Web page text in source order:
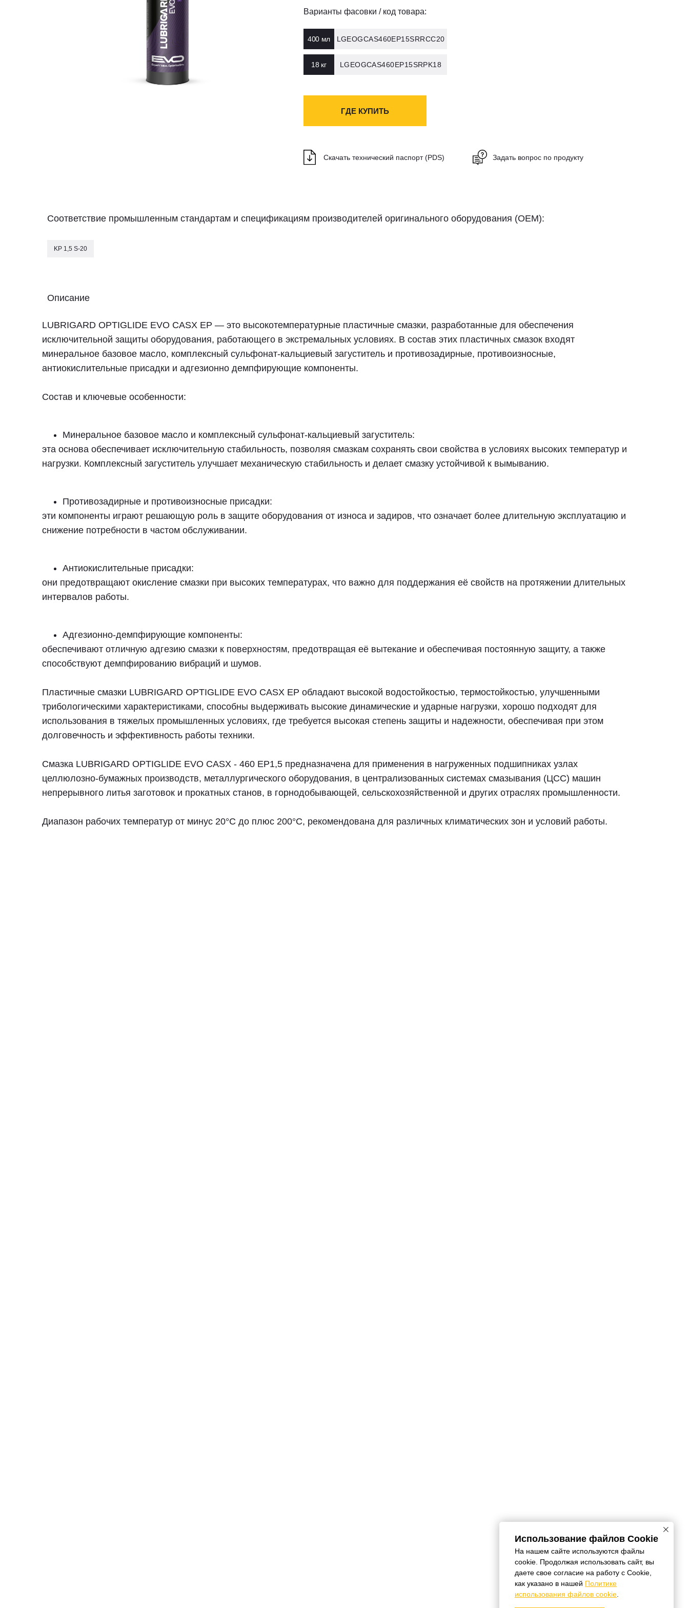
Варианты фасовки / код товара:
400 мл LGEOGCAS460EP15SRRCC20
Скопировано
18 кг LGEOGCAS460EP15SRPK18
Скопировано
ГДЕ КУПИТЬ
Cкачать технический паспорт (PDS) Задать вопрос по продукту
Соответствие промышленным стандартам и спецификациям производителей оригинального оборудования (OEM):
KP 1,5 S-20
Описание
LUBRIGARD OPTIGLIDE EVO CASX EP — это высокотемпературные пластичные смазки, разработанные для обеспечения
исключительной защиты оборудования, работающего в экстремальных условиях. В состав этих пластичных смазок входят
минеральное базовое масло, комплексный сульфонат-кальциевый загуститель и противозадирные, противоизносные,
антиокислительные присадки и адгезионно демпфирующие компоненты.
Состав и ключевые особенности:
Минеральное базовое масло и комплексный сульфонат-кальциевый загуститель:
эта основа обеспечивает исключительную стабильность, позволяя смазкам сохранять свои свойства в условиях высоких температур и
нагрузки. Комплексный загуститель улучшает механическую стабильность и делает смазку устойчивой к вымыванию.
Противозадирные и противоизносные присадки:
эти компоненты играют решающую роль в защите оборудования от износа и задиров, что означает более длительную эксплуатацию и
снижение потребности в частом обслуживании.
Антиокислительные присадки:
они предотвращают окисление смазки при высоких температурах, что важно для поддержания её свойств на протяжении длительных
интервалов работы.
Адгезионно-демпфирующие компоненты:
обеспечивают отличную адгезию смазки к поверхностям, предотвращая её вытекание и обеспечивая постоянную защиту, а также
способствуют демпфированию вибраций и шумов.
Пластичные смазки LUBRIGARD OPTIGLIDE EVO CASX EP обладают высокой водостойкостью, термостойкостью, улучшенными
трибологическими характеристиками, способны выдерживать высокие динамические и ударные нагрузки, хорошо подходят для
использования в тяжелых промышленных условиях, где требуется высокая степень защиты и надежности, обеспечивая при этом
долговечность и эффективность работы техники.
Смазка LUBRIGARD OPTIGLIDE EVO CASX - 460 EP1,5 предназначена для применения в нагруженных подшипниках узлах
целлюлозно-бумажных производств, металлургического оборудования, в централизованных системах смазывания (ЦСС) машин
непрерывного литья заготовок и прокатных станов, в горнодобывающей, сельскохозяйственной и других отраслях промышленности.
Диапазон рабочих температур от минус 20°С до плюс 200°С, рекомендована для различных климатических зон и условий работы.
Использование файлов Cookie
На нашем сайте используются файлы
cookie. Продолжая использовать сайт, вы
даете свое согласие на работу с Cookie,
как указано в нашей Политике
использования файлов cookie.